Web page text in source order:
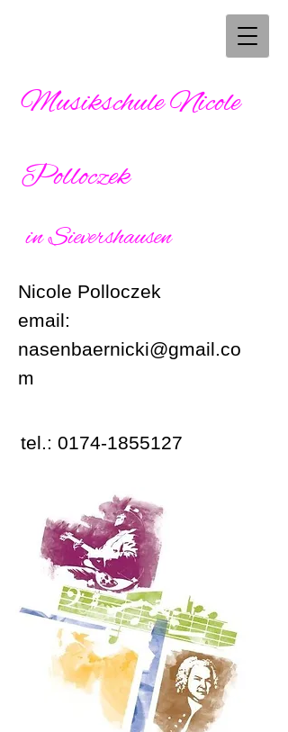
Musikschule Nicole
Polloczek
in Sievershausen
tel.: 0174-1855127
Nicole Polloczek
email:
nasenbaernicki@gmail.co
m